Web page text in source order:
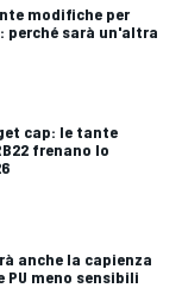
modifiche per
perché sarà un'altra
cap: le tante
frenano lo
anche la capienza
meno sensibili